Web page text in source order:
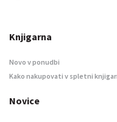
Knjigarna
Novo v ponudbi
Kako nakupovati v spletni
Novice